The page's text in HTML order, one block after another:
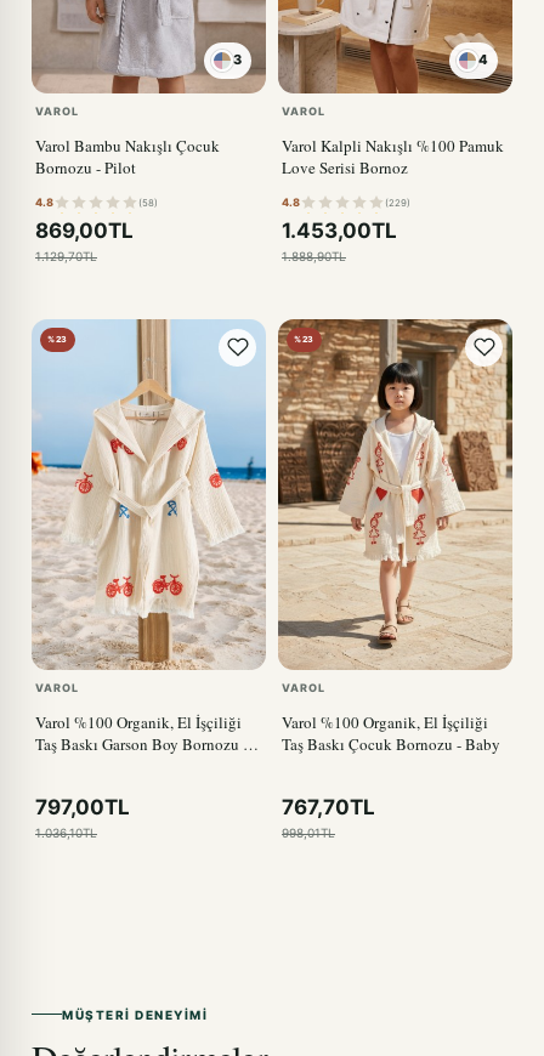
3
VAROL
Varol Bambu Nakışlı Çocuk
Bornozu - Pilot
4.8 (58)
869,00TL
1.129,70TL
4
KIRMIZI
VAROL
Varol Kalpli Nakışlı %100 Pamuk
Love Serisi Bornoz
4.8 (229)
1.453,00TL
1.888,90TL
%23
VAROL
Varol %100 Organik, El İşçiliği
Taş Baskı Garson Boy Bornozu -
797,00TL
1.036,10TL
%23
VAROL
Varol %100 Organik, El İşçiliği
Taş Baskı Çocuk Bornozu - Baby
767,70TL
998,01TL
MÜŞTERI DENEYIMI